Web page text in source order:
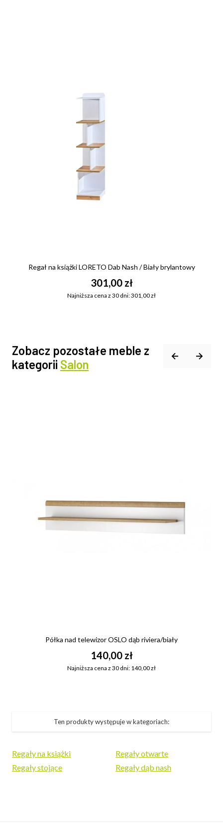
Regał na książki LORETO Dab Nash / Biały brylantowy
301,00 zł
Najniższa cena z 30 dni: 301,00 zł
Zobacz pozostałe meble z
kategorii Salon
Półka nad telewizor OSLO dąb riviera/biały
140,00 zł
Najniższa cena z 30 dni: 140,00 zł
Ten produkty występuje w kategoriach:
Regały na książki
Regały otwarte
Regały stojące
Regały dąb nash